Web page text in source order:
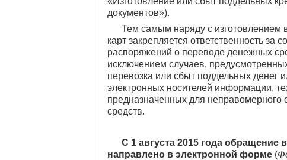
документов»).
Тем самым наряду с изготовлением
карт закрепляется ответственность
распоряжений о переводе денежных
исключением случаев,
перевозка или сбыт поддельных денег
электронных носителей информации,
предназначенных для
средств.
С 1 августа 2015 года
направлено в электронной форме (